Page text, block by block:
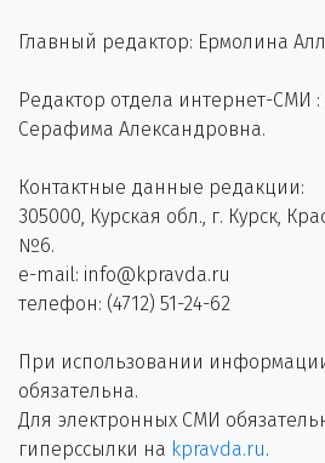
Главный редактор: Ермолина
Редактор отдела интернет-СМИ
Серафима Александровна.
Контактные данные редакции:
305000, Курская обл., г. Курск,
№6.
e-mail: info@kpravda.ru
телефон: (4712) 51-24-62
При использовании
обязательна.
Для электронных СМИ
гиперссылки на kpravda.ru.